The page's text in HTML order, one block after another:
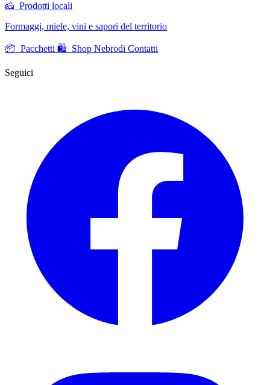
🧀 Prodotti locali
Formaggi, miele, vini e sapori del territorio
📦 Pacchetti 🛍️ Shop Nebrodi Contatti
Seguici